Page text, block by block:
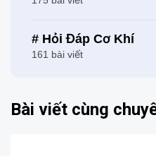
# Hỏi Đáp Cơ Khí
161 bài viết
Bài viết cùng